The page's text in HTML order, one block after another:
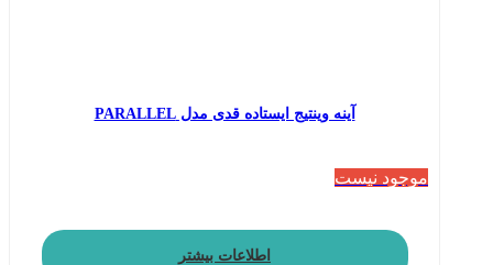
آینه وینتیج ایستاده قدی مدل PARALLEL
موجود نیست
اطلاعات بیشتر